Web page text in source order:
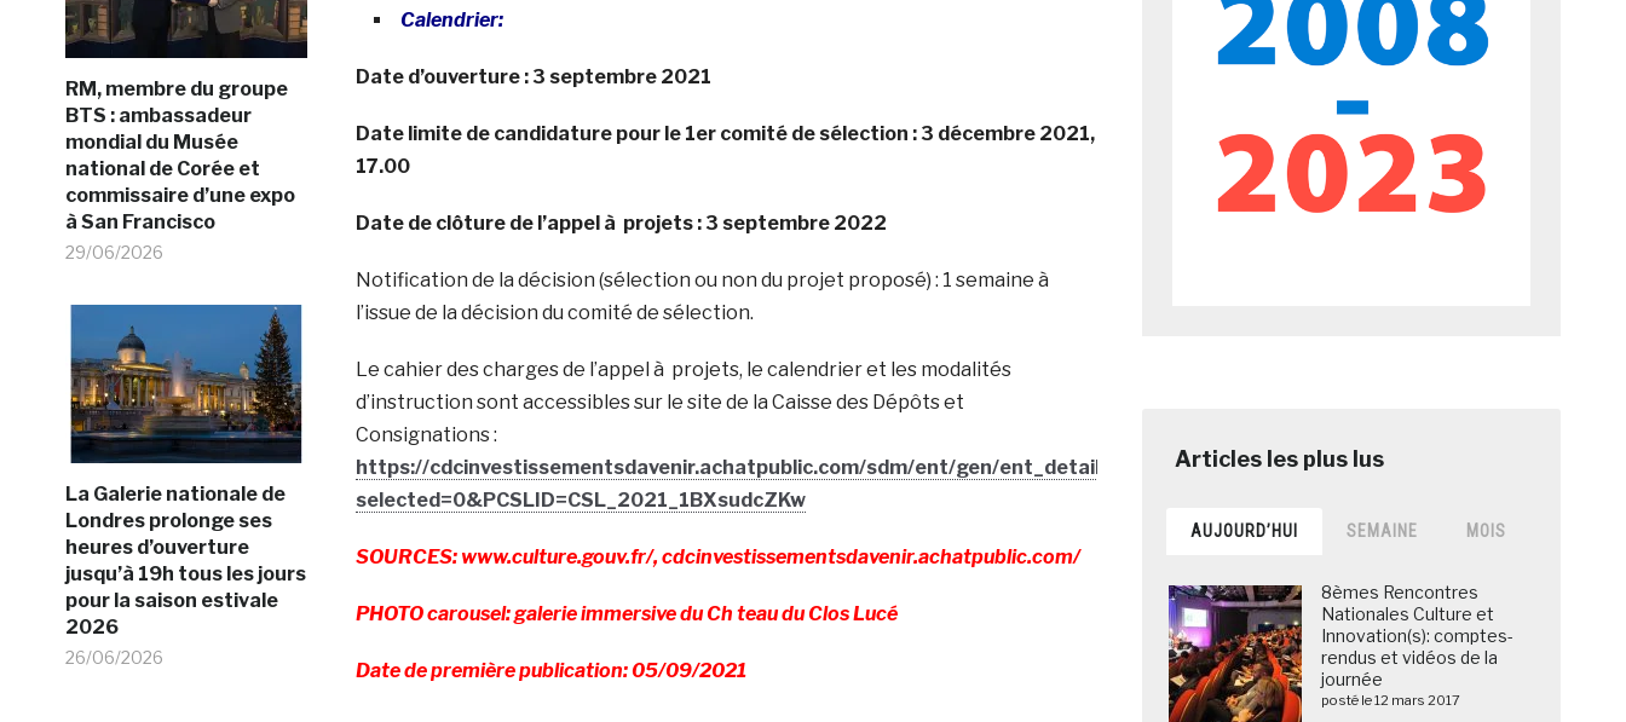
RM, membre du groupe
BTS : ambassadeur
mondial du Musée
national de Corée et
commissaire d’une expo
à San Francisco
29/06/2026
La Galerie nationale de
Londres prolonge ses
heures d’ouverture
jusqu’à 19h tous les jours
pour la saison estivale
2026
26/06/2026
Calendrier:
Date d’ouverture : 3 septembre 2021
Date limite de candidature pour le 1er comité de sélection : 3 décembre 2021,
17.00
Date de clôture de l’appel à projets : 3 septembre 2022
Notification de la décision (sélection ou non du projet proposé) : 1 semaine à
l’issue de la décision du comité de sélection.
Le cahier des charges de l’appel à projets, le calendrier et les modalités
d’instruction sont accessibles sur le site de la Caisse des Dépôts et
Consignations :
https://cdcinvestissementsdavenir.achatpublic.com/sdm/ent/gen/ent_detail.do?
selected=0&PCSLID=CSL_2021_1BXsudcZKw
SOURCES: www.culture.gouv.fr/, cdcinvestissementsdavenir.achatpublic.com/
PHOTO carousel: galerie immersive du Ch teau du Clos Lucé
Date de première publication: 05/09/2021
AUJOURD’HUI SEMAINE MOIS
8èmes Rencontres
Nationales Culture et
Innovation(s): comptes-
rendus et vidéos de la
journée
posté le 12 mars 2017